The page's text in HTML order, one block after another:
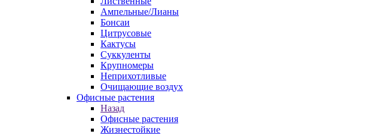
Ампельные/Лианы
Бонсаи
Цитрусовые
Кактусы
Суккуленты
Крупномеры
Неприхотливые
Очищающие воздух
Офисные растения
Назад
Офисные растения
Жизнестойкие